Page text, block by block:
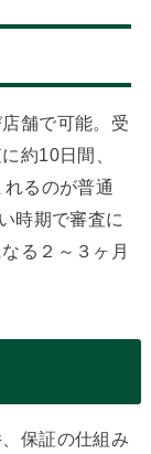
舗で可能。受
約10日間、
るのが普通
時期で審査に
る２～３ヶ月
保証の仕組み